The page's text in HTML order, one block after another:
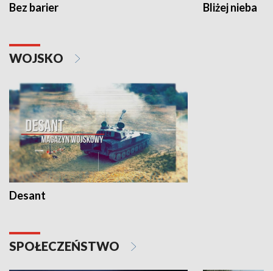
Bez barier Bliżej nieba
WOJSKO
Desant
SPOŁECZEŃSTWO